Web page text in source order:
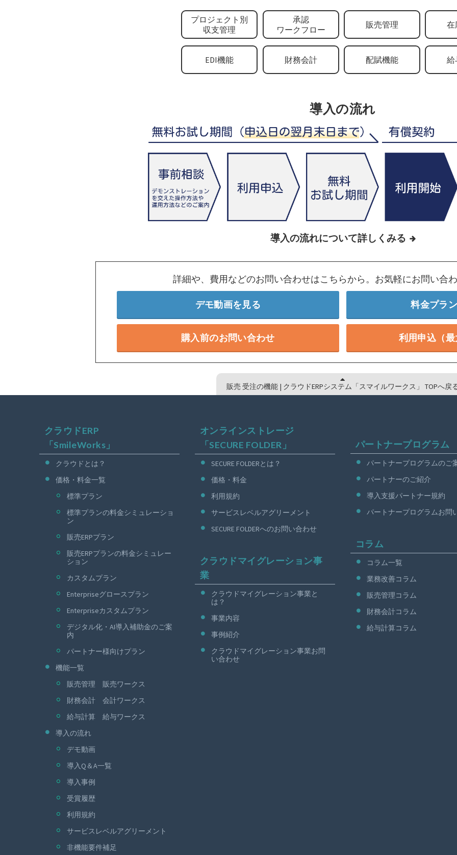
プロジェクト別
収支管理
承認
ワークフロー
販売管理 在
EDI機能 財務会計 配賦機能 給
導入の流れ
導入の流れについて詳しくみる
詳細や、費用などのお問い合わせはこちらから。お気軽にお問い合
デモ動画を見る 料金プラ
購入前のお問い合わせ 利用申込（
販売 受注の機能 | クラウドERPシステム「スマイルワークス」 TOPへ戻
クラウドERP
「SmileWorks」
クラウドとは？
価格・料金一覧
標準プラン
標準プランの料金シミュレーショ
ン
販売ERPプラン
販売ERPプランの料金シミュレー
ション
カスタムプラン
Enterpriseグロースプラン
Enterpriseカスタムプラン
デジタル化・AI導入補助金のご案
内
パートナー様向けプラン
機能一覧
販売管理 販売ワークス
財務会計 会計ワークス
給与計算 給与ワークス
導入の流れ
デモ動画
導入Q＆A一覧
導入事例
受賞履歴
利用規約
サービスレベルアグリーメント
非機能要件補足
オンラインストレージ
「SECURE FOLDER」
SECURE FOLDERとは？
価格・料金
利用規約
サービスレベルアグリーメント
SECURE FOLDERへのお問い合わせ
クラウドマイグレーション事
業
クラウドマイグレーション事業と
は？
事業内容
事例紹介
クラウドマイグレーション事業お問
い合わせ
パートナープログラム
パートナープログラムのご
パートナーのご紹介
導入支援パートナー規約
パートナープログラムお問
コラム
コラム一覧
業務改善コラム
販売管理コラム
財務会計コラム
給与計算コラム